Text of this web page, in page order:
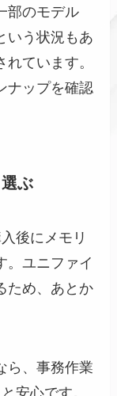
部のモデル
いう状況もあ
ています。
ナップを確認
ぶ
後にメモリ
。ユニファイ
ため、あとか
ら、事務作業